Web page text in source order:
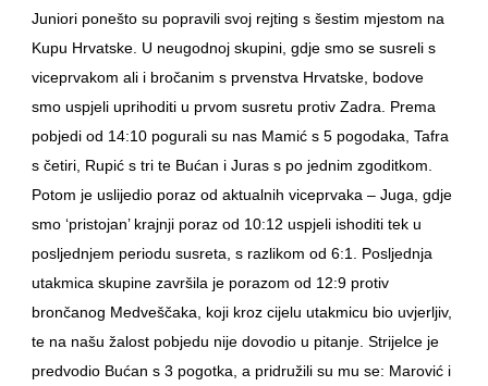
Juniori ponešto su popravili svoj rejting s šestim mjestom na
Kupu Hrvatske. U neugodnoj skupini, gdje smo se susreli s
viceprvakom ali i bročanim s prvenstva Hrvatske, bodove
smo uspjeli uprihoditi u prvom susretu protiv Zadra. Prema
pobjedi od 14:10 pogurali su nas Mamić s 5 pogodaka, Tafra
s četiri, Rupić s tri te Bućan i Juras s po jednim zgoditkom.
Potom je uslijedio poraz od aktualnih viceprvaka – Juga, gdje
smo ‘pristojan’ krajnji poraz od 10:12 uspjeli ishoditi tek u
posljednjem periodu susreta, s razlikom od 6:1. Posljednja
utakmica skupine završila je porazom od 12:9 protiv
brončanog Medveščaka, koji kroz cijelu utakmicu bio uvjerljiv,
te na našu žalost pobjedu nije dovodio u pitanje. Strijelce je
predvodio Bućan s 3 pogotka, a pridružili su mu se: Marović i